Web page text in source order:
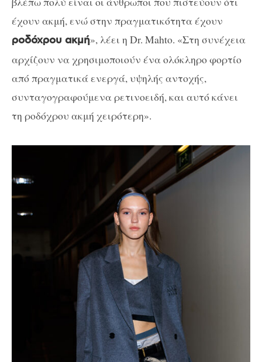
έχουν ακμή, ενώ στην πραγματικότητα έχουν
ροδόχρου ακμή», λέει η Dr. Mahto. «Στη συνέχεια
αρχίζουν να χρησιμοποιούν ένα ολόκληρο φορτίο
από πραγματικά ενεργά, υψηλής αντοχής,
συνταγογραφούμενα ρετινοειδή, και αυτό κάνει
τη ροδόχρου ακμή χειρότερη».